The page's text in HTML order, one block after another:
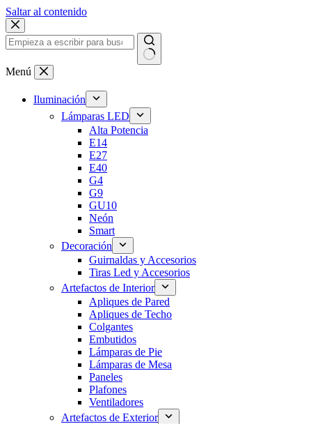
Saltar al contenido
Menú
Iluminación
Lámparas LED
Alta Potencia
E14
E27
E40
G4
G9
GU10
Neón
Smart
Decoración
Guirnaldas y Accesorios
Tiras Led y Accesorios
Artefactos de Interior
Apliques de Pared
Apliques de Techo
Colgantes
Embutidos
Lámparas de Pie
Lámparas de Mesa
Paneles
Plafones
Ventiladores
Artefactos de Exterior